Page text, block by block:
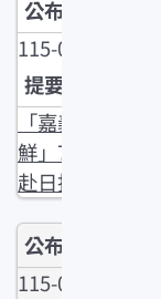
115-04-10
「嘉義優
鮮」7家業者
赴日拓點
115-04-10